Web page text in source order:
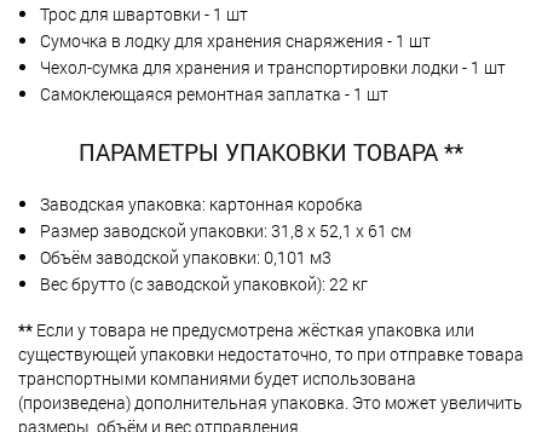
Трос для швартовки - 1 шт
Сумочка в лодку для хранения снаряжения - 1 шт
Чехол-сумка для хранения и транспортировки лодки - 1 шт
Самоклеющаяся ремонтная заплатка - 1 шт
ПАРАМЕТРЫ УПАКОВКИ ТОВАРА **
Заводская упаковка: картонная коробка
Размер заводской упаковки: 31,8 х 52,1 х 61 см
Объём заводской упаковки: 0,101 м3
Вес брутто (с заводской упаковкой): 22 кг
** Если у товара не предусмотрена жёсткая упаковка или
существующей упаковки недостаточно, то при отправке товара
транспортными компаниями будет использована
(произведена) дополнительная упаковка. Это может увеличить
размеры, объём и вес отправления.